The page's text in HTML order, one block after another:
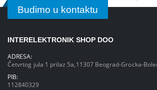
Budimo u kontaktu
INTERELEKTRONIK SHOP DOO
ADRESA:
Četvrtog jula 1 prilaz 5a,11307 Beograd-Grocka-
PIB:
112840329